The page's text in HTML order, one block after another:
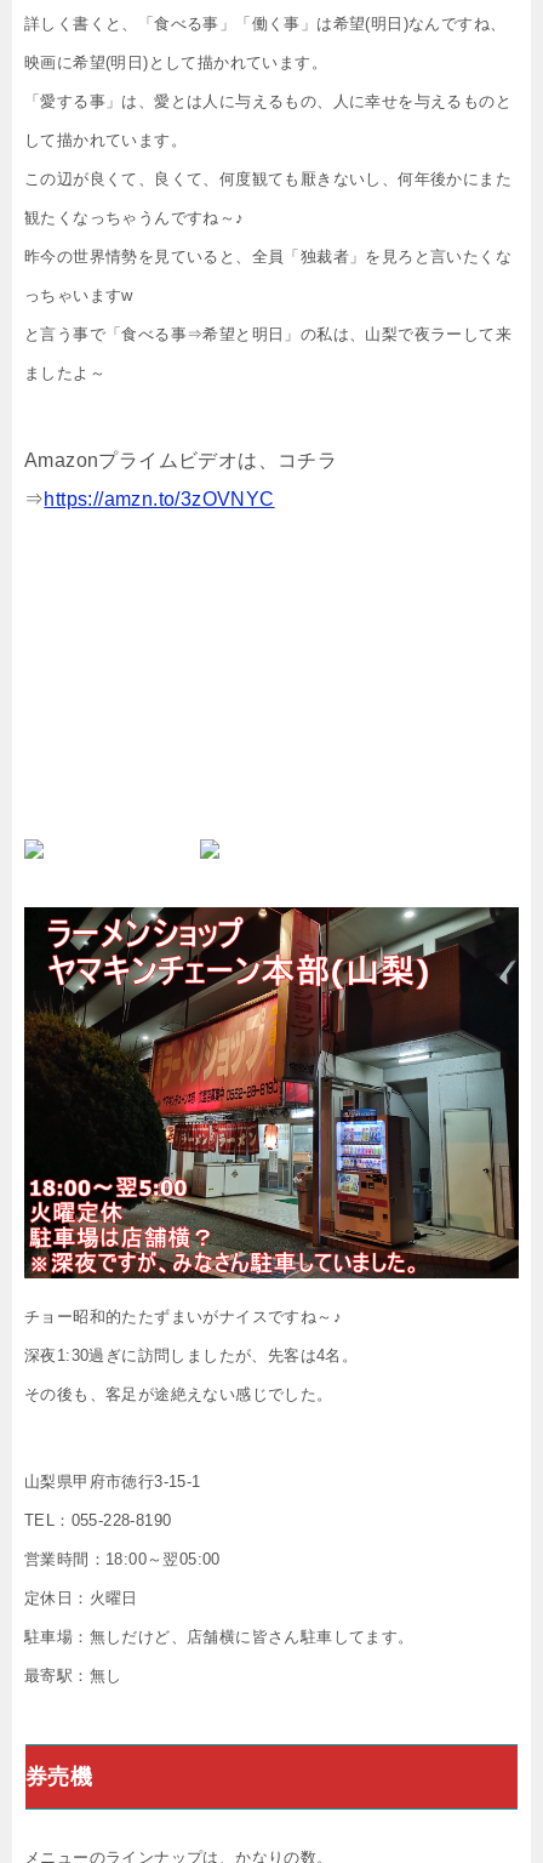
詳しく書くと、「食べる事」「働く事」は希望(明日)なんですね、
映画に希望(明日)として描かれています。
「愛する事」は、愛とは人に与えるもの、人に幸せを与えるものと
して描かれています。
この辺が良くて、良くて、何度観ても厭きないし、何年後かにまた
観たくなっちゃうんですね～♪
昨今の世界情勢を見ていると、全員「独裁者」を見ろと言いたくな
っちゃいますw
と言う事で「食べる事⇒希望と明日」の私は、山梨で夜ラーして来
ましたよ～
Amazonプライムビデオは、コチラ
⇒https://amzn.to/3zOVNYC
チョー昭和的たたずまいがナイスですね～♪
深夜1:30過ぎに訪問しましたが、先客は4名。
その後も、客足が途絶えない感じでした。
山梨県甲府市徳行3-15-1
TEL：055-228-8190
営業時間：18:00～翌05:00
定休日：火曜日
駐車場：無しだけど、店舗横に皆さん駐車してます。
最寄駅：無し
券売機
メニューのラインナップは、かなりの数。